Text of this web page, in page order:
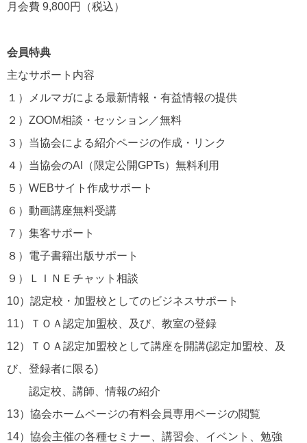
月会費 9,800円（税込）
会員特典
主なサポート内容
１）メルマガによる最新情報・有益情報の提供
２）ZOOM相談・セッション／無料
３）当協会による紹介ページの作成・リンク
４）当協会のAI（限定公開GPTs）無料利用
５）WEBサイト作成サポート
６）動画講座無料受講
７）集客サポート
８）電子書籍出版サポート
９）ＬＩＮＥチャット相談
10）認定校・加盟校としてのビジネスサポート
11）ＴＯＡ認定加盟校、及び、教室の登録
12）ＴＯＡ認定加盟校として講座を開講(認定加盟校、及
び、登録者に限る)
認定校、講師、情報の紹介
13）協会ホームページの有料会員専用ページの閲覧
14）協会主催の各種セミナー、講習会、イベント、勉強